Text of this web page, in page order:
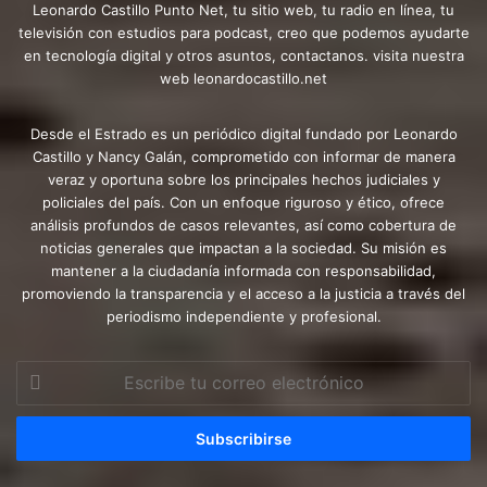
Leonardo Castillo Punto Net, tu sitio web, tu radio en línea, tu
televisión con estudios para podcast, creo que podemos ayudarte
en tecnología digital y otros asuntos, contactanos. visita nuestra
web leonardocastillo.net
Desde el Estrado es un periódico digital fundado por Leonardo
Castillo y Nancy Galán, comprometido con informar de manera
veraz y oportuna sobre los principales hechos judiciales y
policiales del país. Con un enfoque riguroso y ético, ofrece
análisis profundos de casos relevantes, así como cobertura de
noticias generales que impactan a la sociedad. Su misión es
mantener a la ciudadanía informada con responsabilidad,
promoviendo la transparencia y el acceso a la justicia a través del
periodismo independiente y profesional.
correo